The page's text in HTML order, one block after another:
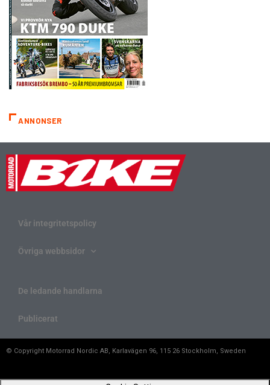
ANNONSER
Vår integritetspolicy
Övriga webbsidor
De ledande handlarna
Publicerat
© Copyright Motorrad Nordic AB, Karlavägen 96, 115 26 Stockholm, Sweden